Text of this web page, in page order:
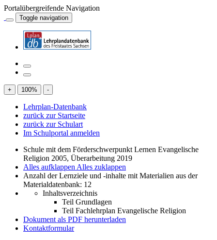
Portalübergreifende Navigation
Toggle navigation
+ 100% -
Lehrplan-Datenbank
zurück zur Startseite
zurück zur Schulart
Im Schulportal anmelden
Schule mit dem Förderschwerpunkt Lernen Evangelische
Religion 2005, Überarbeitung 2019
Alles aufklappen Alles zuklappen
Anzahl der Lernziele und -inhalte mit Materialien aus der
Materialdatenbank: 12
Inhaltsverzeichnis
Teil Grundlagen
Teil Fachlehrplan Evangelische Religion
Dokument als PDF herunterladen
Kontaktformular